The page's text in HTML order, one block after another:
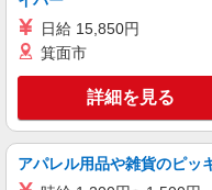
日給 15,850円
箕面市
詳細を見る
アパレル用品や雑貨のピッ